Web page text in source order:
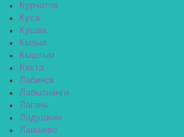
Курчатов
Куса
Кушва
Кызыл
Кыштым
Кяхта
Лабинск
Лабытнанги
Лагань
Ладушкин
Лаишево